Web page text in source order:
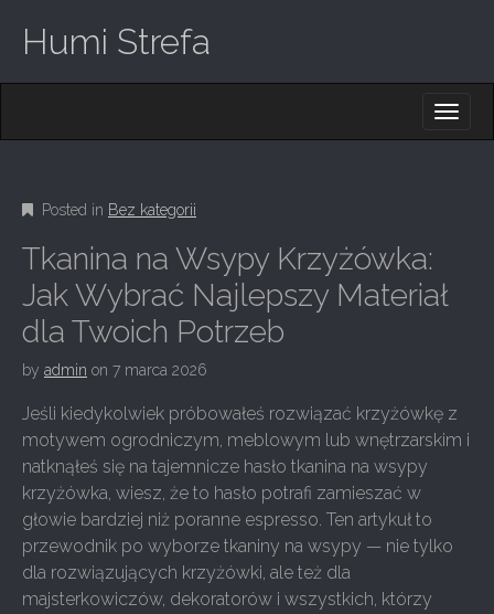
Humi Strefa
M
E
N
U
C
E
N
T
Posted in Bez kategorii
Tkanina na Wsypy Krzyżówka:
Jak Wybrać Najlepszy Materiał
dla Twoich Potrzeb
by admin on 7 marca 2026
Jeśli kiedykolwiek próbowałeś rozwiązać krzyżówkę z
motywem ogrodniczym, meblowym lub wnętrzarskim i
natknąłeś się na tajemnicze hasło tkanina na wsypy
krzyżówka, wiesz, że to hasło potrafi zamieszać w
głowie bardziej niż poranne espresso. Ten artykuł to
przewodnik po wyborze tkaniny na wsypy — nie tylko
dla rozwiązujących krzyżówki, ale też dla
majsterkowiczów, dekoratorów i wszystkich, którzy